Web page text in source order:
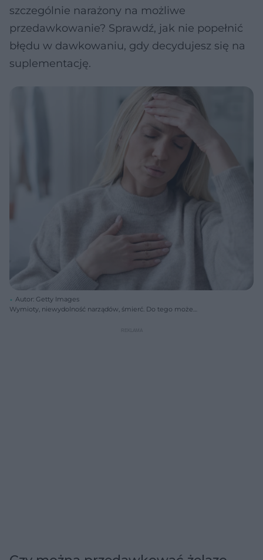
szczególnie narażony na możliwe
przedawkowanie? Sprawdź, jak nie popełnić
błędu w dawkowaniu, gdy decydujesz się na
suplementację.
Autor: Getty Images
Wymioty, niewydolność narządów, śmierć. Do tego może